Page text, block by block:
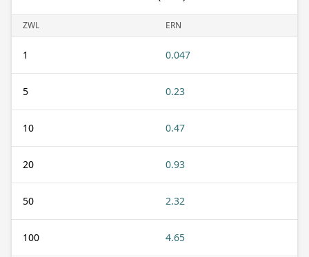
ZWL ERN
1 0.047
5 0.23
10 0.47
20 0.93
50 2.32
100 4.65